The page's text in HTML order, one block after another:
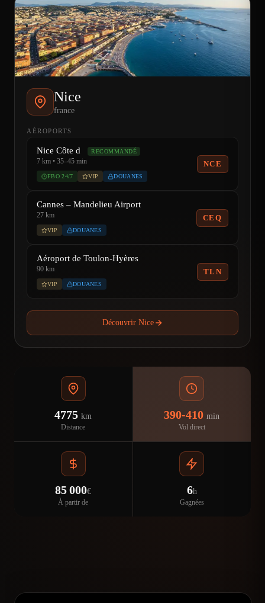
Nice
france
AÉROPORTS
Nice Côte d RECOMMANDÉ
7 km • 35–45 min
FBO 24/7 VIP DOUANES
NCE
Cannes – Mandelieu Airport
27 km
VIP DOUANES
CEQ
Aéroport de Toulon-Hyères
90 km
VIP DOUANES
TLN
Découvrir Nice
4775km
Distance
390-410min
Vol direct
85 000€
À partir de
6h
Gagnées